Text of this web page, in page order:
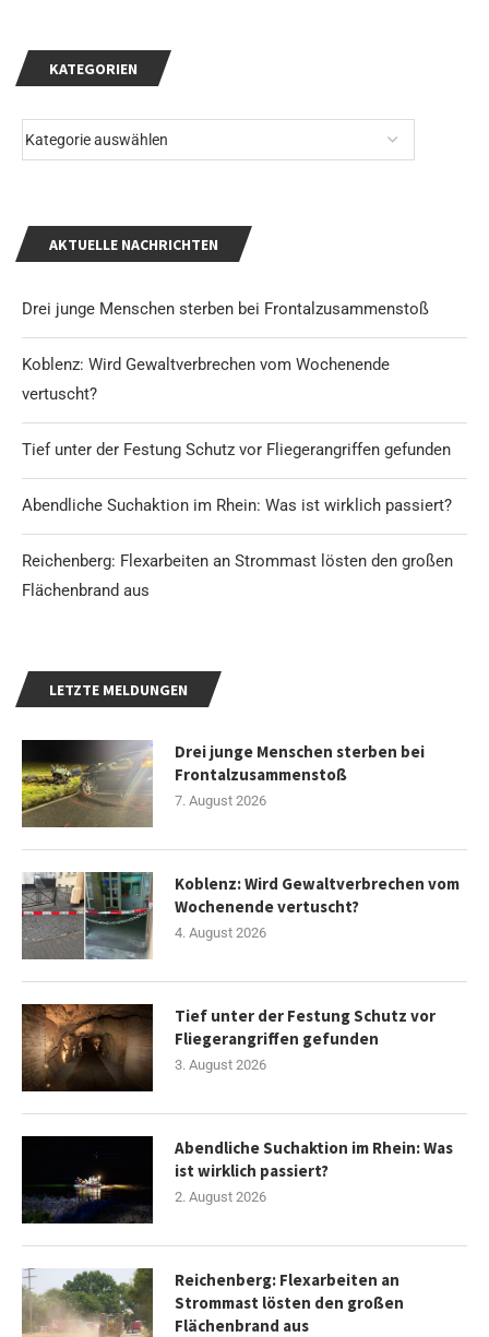
KATEGORIEN
AKTUELLE NACHRICHTEN
Drei junge Menschen sterben bei Frontalzusammenstoß
Koblenz: Wird Gewaltverbrechen vom Wochenende
vertuscht?
Tief unter der Festung Schutz vor Fliegerangriffen gefunden
Abendliche Suchaktion im Rhein: Was ist wirklich passiert?
Reichenberg: Flexarbeiten an Strommast lösten den großen
Flächenbrand aus
LETZTE MELDUNGEN
Drei junge Menschen sterben bei
Frontalzusammenstoß
7. August 2026
Koblenz: Wird Gewaltverbrechen vom
Wochenende vertuscht?
4. August 2026
Tief unter der Festung Schutz vor
Fliegerangriffen gefunden
3. August 2026
Abendliche Suchaktion im Rhein: Was
ist wirklich passiert?
2. August 2026
Reichenberg: Flexarbeiten an
Strommast lösten den großen
Flächenbrand aus